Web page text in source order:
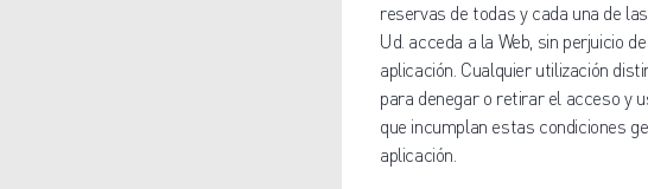
reservas de todas y cada una de
Ud. acceda a la Web, sin perjuicio
aplicación. Cualquier utilización
para denegar o retirar el acceso y
que incumplan estas condiciones
aplicación.